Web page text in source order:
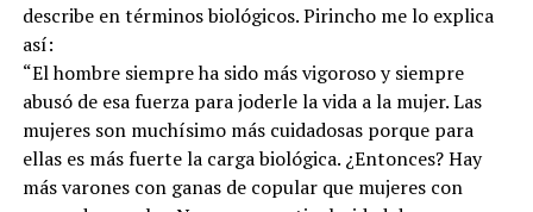
describe en términos biológicos. Pirincho me lo explica
así:
“El hombre siempre ha sido más vigoroso y siempre
abusó de esa fuerza para joderle la vida a la mujer. Las
mujeres son muchísimo más cuidadosas porque para
ellas es más fuerte la carga biológica. ¿Entonces? Hay
más varones con ganas de copular que mujeres con